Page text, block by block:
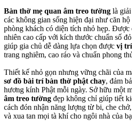
Bàn thờ mẹ quan âm treo tường là
các không gian sống hiện đại như căn
phòng khách có diện tích nhỏ hẹp. Được
nhiên cao cấp với kích thước chuẩn số
giúp gia chủ dễ dàng lựa chọn được vị
trang nghiêm, cao ráo và chuẩn phong
Thiết kế nhỏ gọn nhưng vững chãi của
sơ đồ bài trí bàn thờ phật chay, đảm
hương kính Phật mỗi ngày. Sở hữu một
âm treo tường đẹp không chỉ giúp tiết
cách đón nhận năng lượng từ bi, che
và xua tan mọi tà khí cho ngôi nhà của